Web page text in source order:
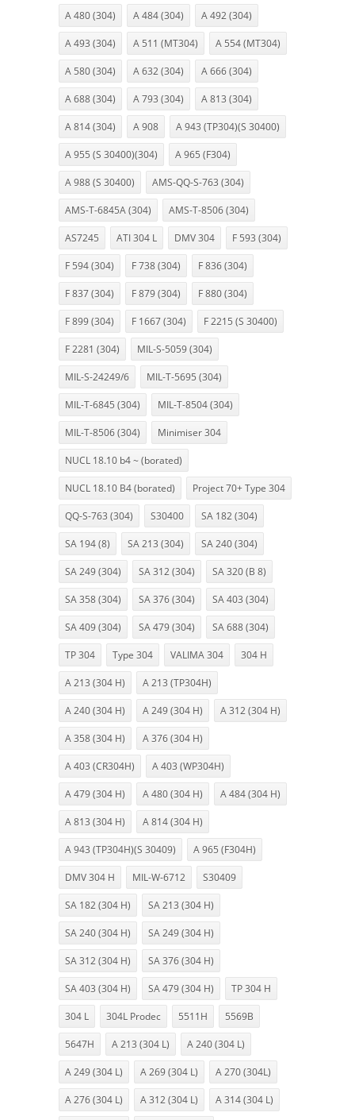
A 480 (304) A 484 (304) A 492 (304)
A 493 (304) A 511 (MT304) A 554 (MT304)
A 580 (304) A 632 (304) A 666 (304)
A 688 (304) A 793 (304) A 813 (304)
A 814 (304) A 908 A 943 (TP304)(S 30400)
A 955 (S 30400)(304) A 965 (F304)
A 988 (S 30400) AMS-QQ-S-763 (304)
AMS-T-6845A (304) AMS-T-8506 (304)
AS7245 ATI 304 L DMV 304 F 593 (304)
F 594 (304) F 738 (304) F 836 (304)
F 837 (304) F 879 (304) F 880 (304)
F 899 (304) F 1667 (304) F 2215 (S 30400)
F 2281 (304) MIL-S-5059 (304)
MIL-S-24249/6 MIL-T-5695 (304)
MIL-T-6845 (304) MIL-T-8504 (304)
MIL-T-8506 (304) Minimiser 304
NUCL 18.10 b4 ~ (borated)
NUCL 18.10 B4 (borated) Project 70+ Type 304
QQ-S-763 (304) S30400 SA 182 (304)
SA 194 (8) SA 213 (304) SA 240 (304)
SA 249 (304) SA 312 (304) SA 320 (B 8)
SA 358 (304) SA 376 (304) SA 403 (304)
SA 409 (304) SA 479 (304) SA 688 (304)
TP 304 Type 304 VALIMA 304 304 H
A 213 (304 H) A 213 (TP304H)
A 240 (304 H) A 249 (304 H) A 312 (304 H)
A 358 (304 H) A 376 (304 H)
A 403 (CR304H) A 403 (WP304H)
A 479 (304 H) A 480 (304 H) A 484 (304 H)
A 813 (304 H) A 814 (304 H)
A 943 (TP304H)(S 30409) A 965 (F304H)
DMV 304 H MIL-W-6712 S30409
SA 182 (304 H) SA 213 (304 H)
SA 240 (304 H) SA 249 (304 H)
SA 312 (304 H) SA 376 (304 H)
SA 403 (304 H) SA 479 (304 H) TP 304 H
304 L 304L Prodec 5511H 5569B
5647H A 213 (304 L) A 240 (304 L)
A 249 (304 L) A 269 (304 L) A 270 (304L)
A 276 (304 L) A 312 (304 L) A 314 (304 L)